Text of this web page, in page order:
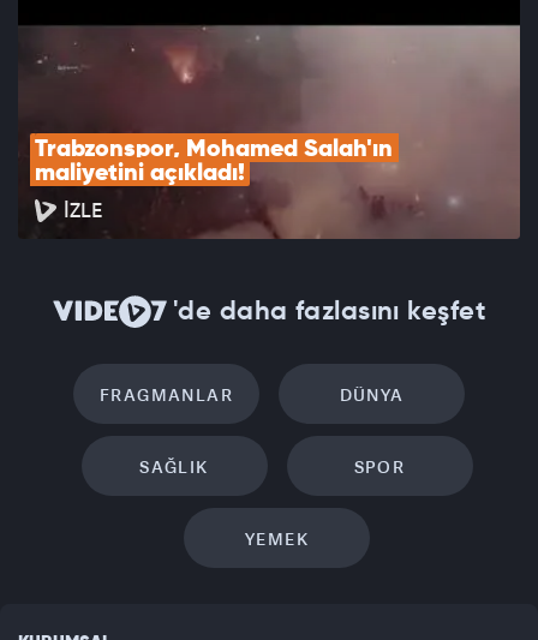
Trabzonspor, Mohamed Salah'ın
maliyetini açıkladı!
İZLE
'de daha fazlasını keşfet
FRAGMANLAR DÜNYA
SAĞLIK SPOR
YEMEK